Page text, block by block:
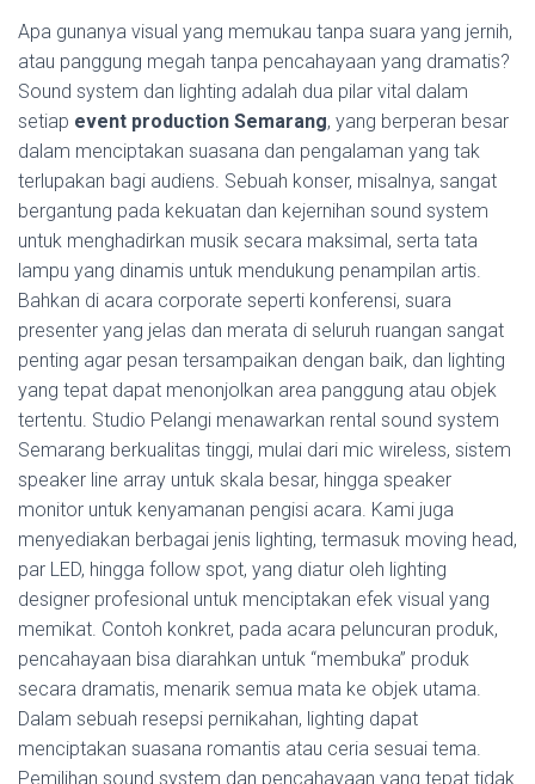
Apa gunanya visual yang memukau tanpa suara yang jernih,
atau panggung megah tanpa pencahayaan yang dramatis?
Sound system dan lighting adalah dua pilar vital dalam
setiap event production Semarang, yang berperan besar
dalam menciptakan suasana dan pengalaman yang tak
terlupakan bagi audiens. Sebuah konser, misalnya, sangat
bergantung pada kekuatan dan kejernihan sound system
untuk menghadirkan musik secara maksimal, serta tata
lampu yang dinamis untuk mendukung penampilan artis.
Bahkan di acara corporate seperti konferensi, suara
presenter yang jelas dan merata di seluruh ruangan sangat
penting agar pesan tersampaikan dengan baik, dan lighting
yang tepat dapat menonjolkan area panggung atau objek
tertentu. Studio Pelangi menawarkan rental sound system
Semarang berkualitas tinggi, mulai dari mic wireless, sistem
speaker line array untuk skala besar, hingga speaker
monitor untuk kenyamanan pengisi acara. Kami juga
menyediakan berbagai jenis lighting, termasuk moving head,
par LED, hingga follow spot, yang diatur oleh lighting
designer profesional untuk menciptakan efek visual yang
memikat. Contoh konkret, pada acara peluncuran produk,
pencahayaan bisa diarahkan untuk “membuka” produk
secara dramatis, menarik semua mata ke objek utama.
Dalam sebuah resepsi pernikahan, lighting dapat
menciptakan suasana romantis atau ceria sesuai tema.
Pemilihan sound system dan pencahayaan yang tepat tidak